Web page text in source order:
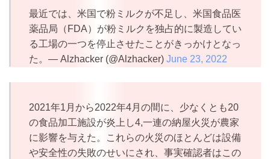
最近では、米国で粉ミルクが不足し、米国食品医
薬品局（FDA）が粉ミルクを独占的に製造してい
る工場の一つを停止させたことがきっかけとなっ
た。— Alzhacker (@Alzhacker) June 23, 2022
2021年1月から2022年4月の間に、少なくとも20
の食品加工施設が炎上し4,一連の納屋火災が農家
に影響を与えた。これらの火災のほとんどは設備
や安全性の失敗のせいにされ、事実確認者はこの